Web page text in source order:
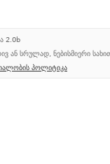
2.0b
ან სრულად, ნებისმიერი
პოლიტიკა